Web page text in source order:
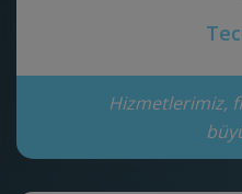
Hizmetlerimiz,